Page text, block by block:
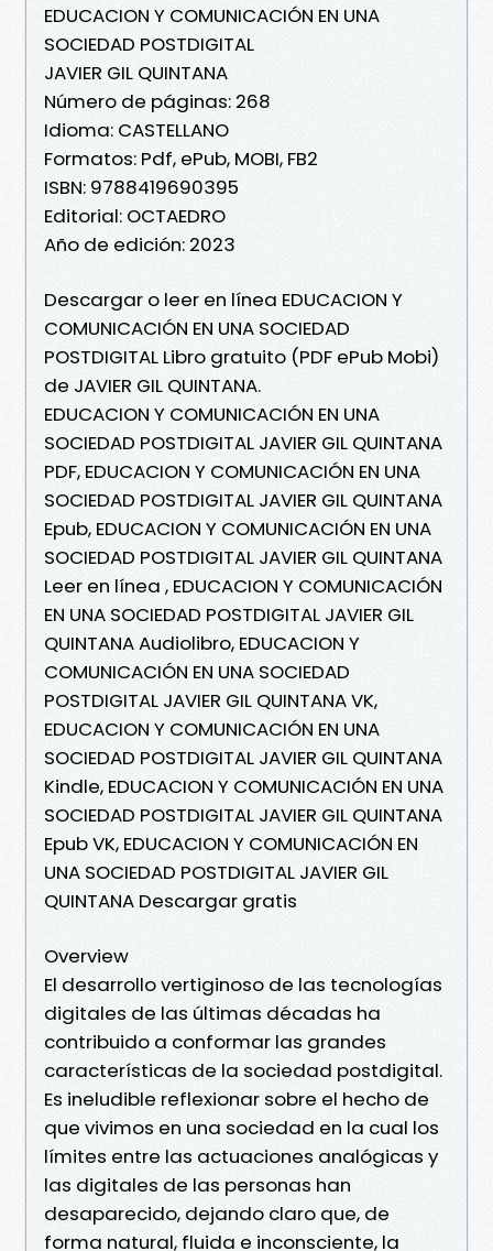
EDUCACION Y COMUNICACIÓN EN UNA
SOCIEDAD POSTDIGITAL
JAVIER GIL QUINTANA
Número de páginas: 268
Idioma: CASTELLANO
Formatos: Pdf, ePub, MOBI, FB2
ISBN: 9788419690395
Editorial: OCTAEDRO
Año de edición: 2023
Descargar o leer en línea EDUCACION Y
COMUNICACIÓN EN UNA SOCIEDAD
POSTDIGITAL Libro gratuito (PDF ePub Mobi)
de JAVIER GIL QUINTANA.
EDUCACION Y COMUNICACIÓN EN UNA
SOCIEDAD POSTDIGITAL JAVIER GIL QUINTANA
PDF, EDUCACION Y COMUNICACIÓN EN UNA
SOCIEDAD POSTDIGITAL JAVIER GIL QUINTANA
Epub, EDUCACION Y COMUNICACIÓN EN UNA
SOCIEDAD POSTDIGITAL JAVIER GIL QUINTANA
Leer en línea , EDUCACION Y COMUNICACIÓN
EN UNA SOCIEDAD POSTDIGITAL JAVIER GIL
QUINTANA Audiolibro, EDUCACION Y
COMUNICACIÓN EN UNA SOCIEDAD
POSTDIGITAL JAVIER GIL QUINTANA VK,
EDUCACION Y COMUNICACIÓN EN UNA
SOCIEDAD POSTDIGITAL JAVIER GIL QUINTANA
Kindle, EDUCACION Y COMUNICACIÓN EN UNA
SOCIEDAD POSTDIGITAL JAVIER GIL QUINTANA
Epub VK, EDUCACION Y COMUNICACIÓN EN
UNA SOCIEDAD POSTDIGITAL JAVIER GIL
QUINTANA Descargar gratis
Overview
El desarrollo vertiginoso de las tecnologías
digitales de las últimas décadas ha
contribuido a conformar las grandes
características de la sociedad postdigital.
Es ineludible reflexionar sobre el hecho de
que vivimos en una sociedad en la cual los
límites entre las actuaciones analógicas y
las digitales de las personas han
desaparecido, dejando claro que, de
forma natural, fluida e inconsciente, la